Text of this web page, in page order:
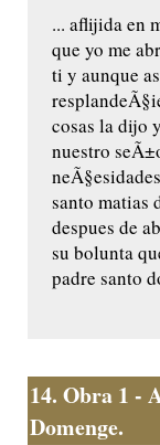
... aflijida en
que yo me
ti y aunque
cosas la dijo
nuestro
santo matias
despues de
su bolunta
padre santo
14. Obra 1 -
Domenge.